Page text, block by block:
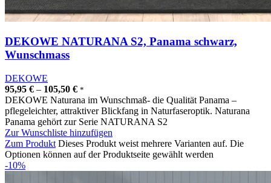
DEKOWE NATURANA S2, Panama schwarz,
Wunschmass
DEKOWE
95,95 € – 105,50 € *
DEKOWE Naturana im Wunschmaß- die Qualität Panama –
pflegeleichter, attraktiver Blickfang in Naturfaseroptik. Naturana
Panama gehört zur Serie NATURANA S2
Zur Wunschliste hinzufügen
Zum Produkt Dieses Produkt weist mehrere Varianten auf. Die
Optionen können auf der Produktseite gewählt werden
-10%